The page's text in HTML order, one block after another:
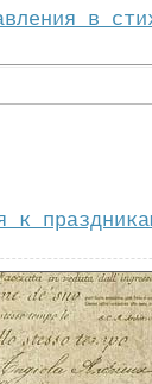
в
к